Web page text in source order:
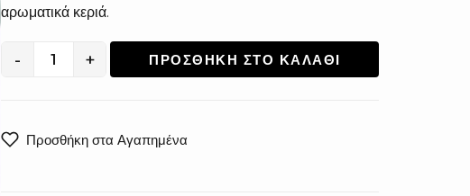
αρωματικά κεριά.
Κηροπήγια
KP-
- + ΠΡΟΣΘΉΚΗ ΣΤΟ ΚΑΛΆΘΙ
Προσθήκη στα Αγαπημένα